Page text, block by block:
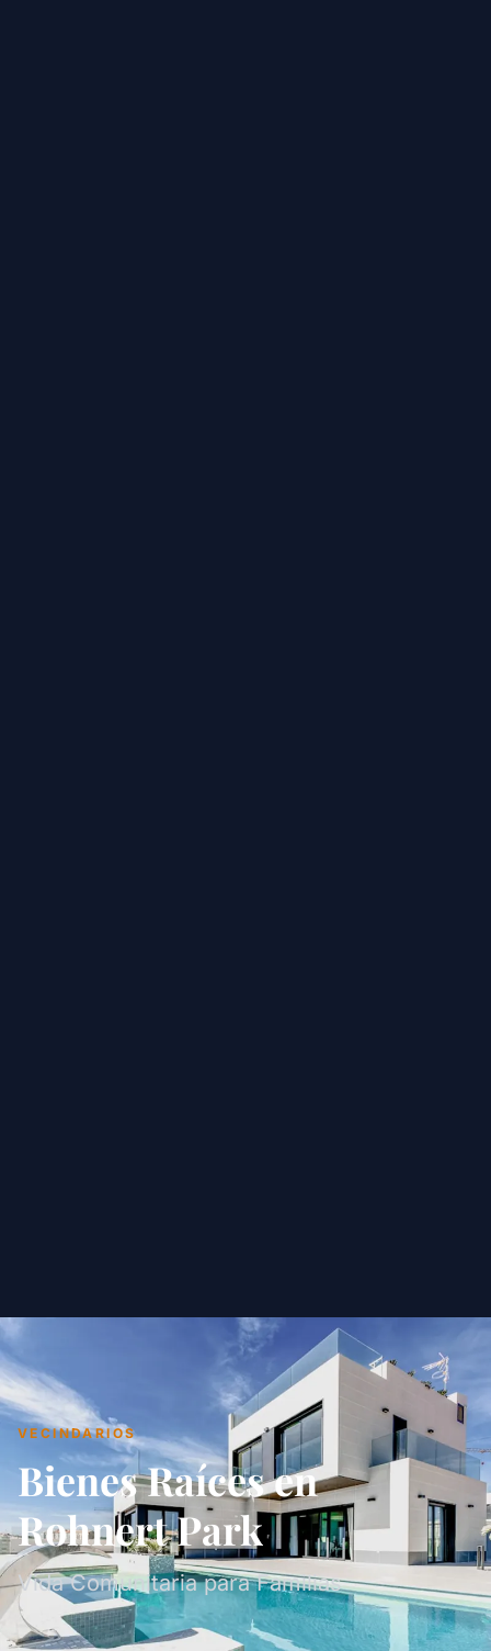
VECINDARIOS
Bienes Raíces en
Rohnert Park
Vida Comunitaria para Familias